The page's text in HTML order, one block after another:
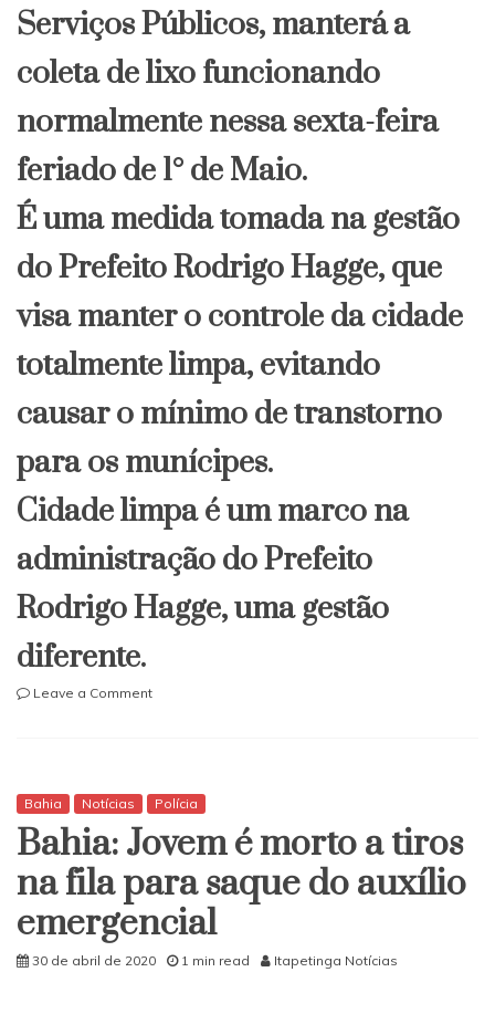
Serviços Públicos, manterá a
coleta de lixo funcionando
normalmente nessa sexta-feira
feriado de 1° de Maio.
É uma medida tomada na gestão
do Prefeito Rodrigo Hagge, que
visa manter o controle da cidade
totalmente limpa, evitando
causar o mínimo de transtorno
para os munícipes.
Cidade limpa é um marco na
administração do Prefeito
Rodrigo Hagge, uma gestão
diferente.
Leave a Commenton
1°
Maio
coleta
de
lixo
normalmente
Bahia Notícias Polícia
Bahia: Jovem é morto a tiros
na fila para saque do auxílio
emergencial
30 de abril de 2020 1 min read Itapetinga Notícias